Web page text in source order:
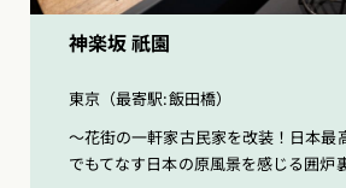
神楽坂 祇園
東京（最寄駅:飯田橋）
〜花街の一軒家古民家を改装！日本最
でもてなす日本の原風景を感じる囲炉